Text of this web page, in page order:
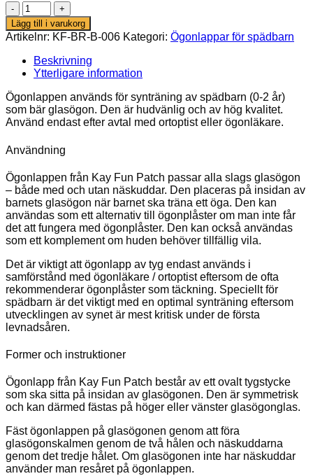
Ögonlapp
(Baby)
–
Teddy
mängd
Lägg till i varukorg
Artikelnr: KF-BR-B-006 Kategori: Ögonlappar för spädbarn
Beskrivning
Ytterligare information
Ögonlappen används för synträning av spädbarn (0-2 år)
som bär glasögon. Den är hudvänlig och av hög kvalitet.
Använd endast efter avtal med ortoptist eller ögonläkare.
Användning
Ögonlappen från Kay Fun Patch passar alla slags glasögon
– både med och utan näskuddar. Den placeras på insidan av
barnets glasögon när barnet ska träna ett öga. Den kan
användas som ett alternativ till ögonplåster om man inte får
det att fungera med ögonplåster. Den kan också användas
som ett komplement om huden behöver tillfällig vila.
Det är viktigt att ögonlapp av tyg endast används i
samförstånd med ögonläkare / ortoptist eftersom de ofta
rekommenderar ögonplåster som täckning. Speciellt för
spädbarn är det viktigt med en optimal synträning eftersom
utvecklingen av synet är mest kritisk under de första
levnadsåren.
Former och instruktioner
Ögonlapp från Kay Fun Patch består av ett ovalt tygstycke
som ska sitta på insidan av glasögonen. Den är symmetrisk
och kan därmed fästas på höger eller vänster glasögonglas.
Fäst ögonlappen på glasögonen genom att föra
glasögonskalmen genom de två hålen och näskuddarna
genom det tredje hålet. Om glasögonen inte har näskuddar
använder man resåret på ögonlappen.